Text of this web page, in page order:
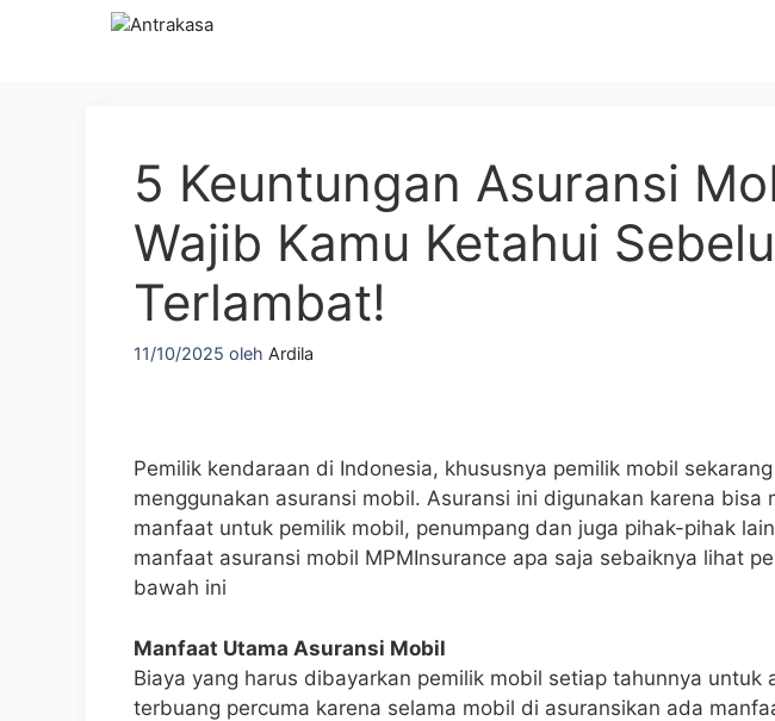
5 Keuntungan Asuransi
Wajib Kamu Ketahui
Terlambat!
11/10/2025 oleh Ardila
Pemilik kendaraan di Indonesia, khususnya pemilik mobil
menggunakan asuransi mobil. Asuransi ini digunakan karena bisa
manfaat untuk pemilik mobil, penumpang dan juga pihak-pihak
manfaat asuransi mobil MPMInsurance apa saja sebaiknya lihat
bawah ini
Manfaat Utama Asuransi Mobil
Biaya yang harus dibayarkan pemilik mobil setiap tahunnya untuk
terbuang percuma karena selama mobil di asuransikan ada